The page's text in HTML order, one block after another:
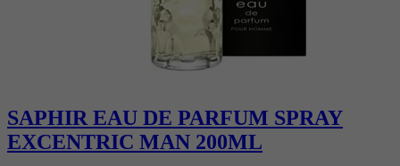
SAPHIR EAU DE PARFUM SPRAY
EXCENTRIC MAN 200ML